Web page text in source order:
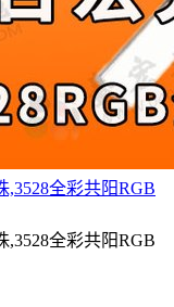
,3528全彩共阳RGB
,3528全彩共阳RGB